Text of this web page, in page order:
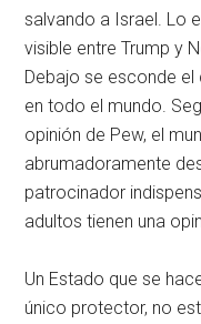
salvando a Israel. Lo
visible entre Trump y
Debajo se esconde
en todo el mundo.
opinión de Pew, el
abrumadoramente
patrocinador
adultos tienen una
Un Estado que se
único protector, no